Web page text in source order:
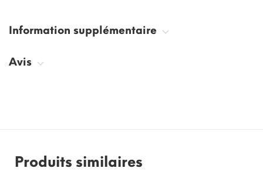
Information supplémentaire
Avis
Produits similaires